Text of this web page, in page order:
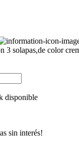
3 solapas,de color
disponible
sin interés!